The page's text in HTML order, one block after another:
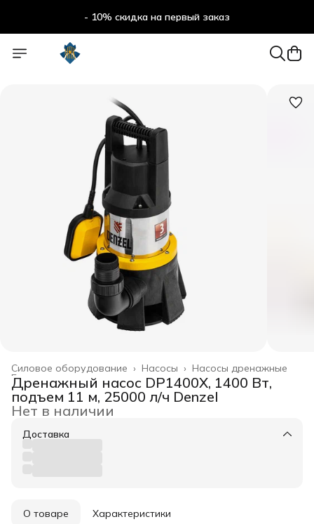
Насосы дренажные
Насосы ›
Силовое оборудование ›
Главная ›
Дренажный насос DP1400X, 1400 Вт,
подъем 11 м, 25000 л/ч Denzel
Нет в наличии
Доставка
О товаре Характеристики